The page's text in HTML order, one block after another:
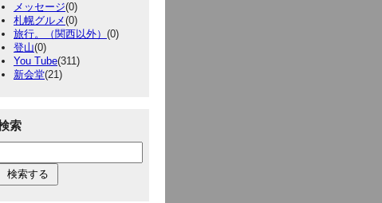
メッセージ(0)
札幌グルメ(0)
旅行。（関西以外） (0)
登山(0)
You Tube(311)
新会堂(21)
索